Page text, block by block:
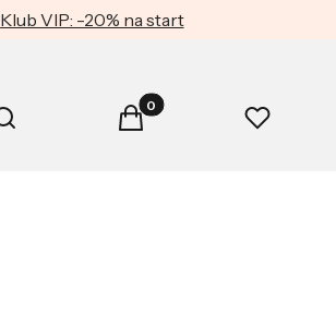
Klub VIP: -20% na start
Otwórz wyszukiwarkę
Szukaj Produkty w koszyku: 0.
Koszyk Ulubione